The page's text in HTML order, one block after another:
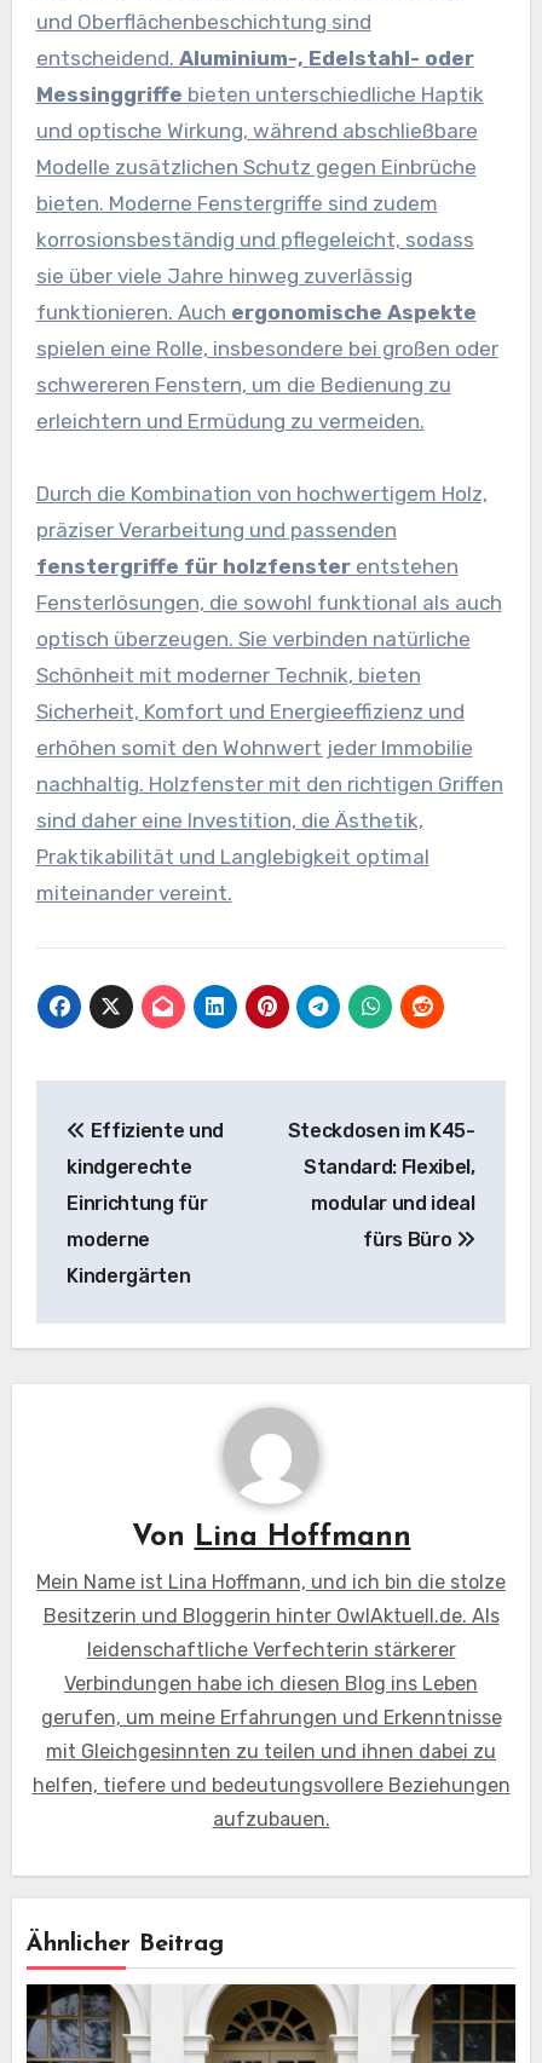
und Oberflächenbeschichtung sind
entscheidend. Aluminium-, Edelstahl- oder
Messinggriffe bieten unterschiedliche Haptik
und optische Wirkung, während abschließbare
Modelle zusätzlichen Schutz gegen Einbrüche
bieten. Moderne Fenstergriffe sind zudem
korrosionsbeständig und pflegeleicht, sodass
sie über viele Jahre hinweg zuverlässig
funktionieren. Auch ergonomische Aspekte
spielen eine Rolle, insbesondere bei großen oder
schwereren Fenstern, um die Bedienung zu
erleichtern und Ermüdung zu vermeiden.
Durch die Kombination von hochwertigem Holz,
präziser Verarbeitung und passenden
fenstergriffe für holzfensterentstehen
Fensterlösungen, die sowohl funktional als auch
optisch überzeugen. Sie verbinden natürliche
Schönheit mit moderner Technik, bieten
Sicherheit, Komfort und Energieeffizienz und
erhöhen somit den Wohnwert jeder Immobilie
nachhaltig. Holzfenster mit den richtigen Griffen
sind daher eine Investition, die Ästhetik,
Praktikabilität und Langlebigkeit optimal
miteinander vereint.
Effiziente und
kindgerechte
Einrichtung für
moderne
Kindergärten
Steckdosen im K45-
Standard: Flexibel,
modular und ideal
fürs Büro
Von Lina Hoffmann
Mein Name ist Lina Hoffmann, und ich bin die stolze
Besitzerin und Bloggerin hinter OwlAktuell.de. Als
leidenschaftliche Verfechterin stärkerer
Verbindungen habe ich diesen Blog ins Leben
gerufen, um meine Erfahrungen und Erkenntnisse
mit Gleichgesinnten zu teilen und ihnen dabei zu
helfen, tiefere und bedeutungsvollere Beziehungen
aufzubauen.
Ähnlicher Beitrag